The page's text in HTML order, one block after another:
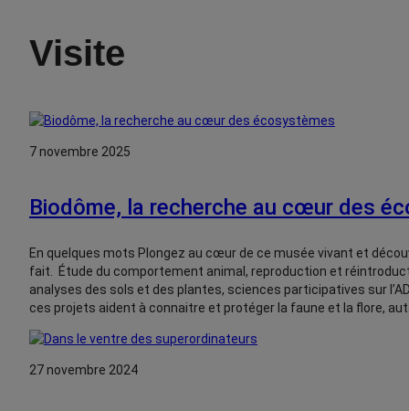
Visite
7 novembre 2025
Biodôme, la recherche au cœur des
En quelques mots Plongez au cœur de ce musée vivant et
fait. Étude du comportement animal, reproduction et
analyses des sols et des plantes, sciences participatives sur
ces projets aident à connaitre et protéger la faune et la flore,
27 novembre 2024